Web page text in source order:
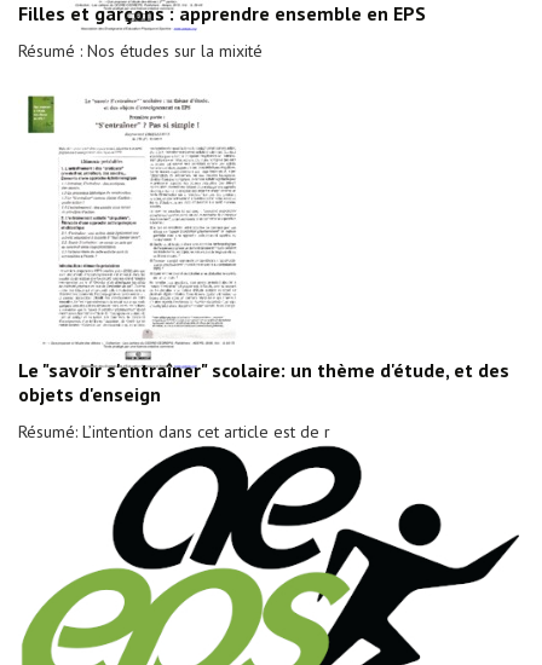
Filles et garçons : apprendre ensemble en EPS
Résumé : Nos études sur la mixité
Le "savoir s'entraîner" scolaire: un thème d'étude, et des
objets d'enseign
Résumé: L’intention dans cet article est de r